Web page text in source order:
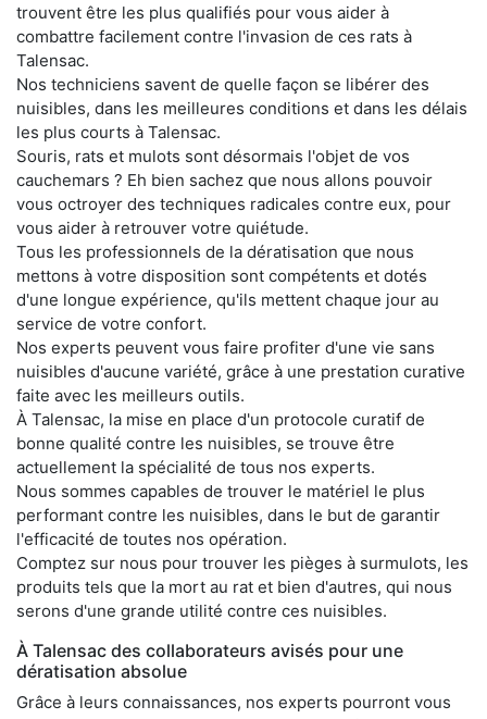
trouvent être les plus qualifiés pour vous aider à
combattre facilement contre l'invasion de ces rats à
Talensac.
Nos techniciens savent de quelle façon se libérer des
nuisibles, dans les meilleures conditions et dans les délais
les plus courts à Talensac.
Souris, rats et mulots sont désormais l'objet de vos
cauchemars ? Eh bien sachez que nous allons pouvoir
vous octroyer des techniques radicales contre eux, pour
vous aider à retrouver votre quiétude.
Tous les professionnels de la dératisation que nous
mettons à votre disposition sont compétents et dotés
d'une longue expérience, qu'ils mettent chaque jour au
service de votre confort.
Nos experts peuvent vous faire profiter d'une vie sans
nuisibles d'aucune variété, grâce à une prestation curative
faite avec les meilleurs outils.
À Talensac, la mise en place d'un protocole curatif de
bonne qualité contre les nuisibles, se trouve être
actuellement la spécialité de tous nos experts.
Nous sommes capables de trouver le matériel le plus
performant contre les nuisibles, dans le but de garantir
l'efficacité de toutes nos opération.
Comptez sur nous pour trouver les pièges à surmulots, les
produits tels que la mort au rat et bien d'autres, qui nous
serons d'une grande utilité contre ces nuisibles.
À Talensac des collaborateurs avisés pour une
dératisation absolue
Grâce à leurs connaissances, nos experts pourront vous